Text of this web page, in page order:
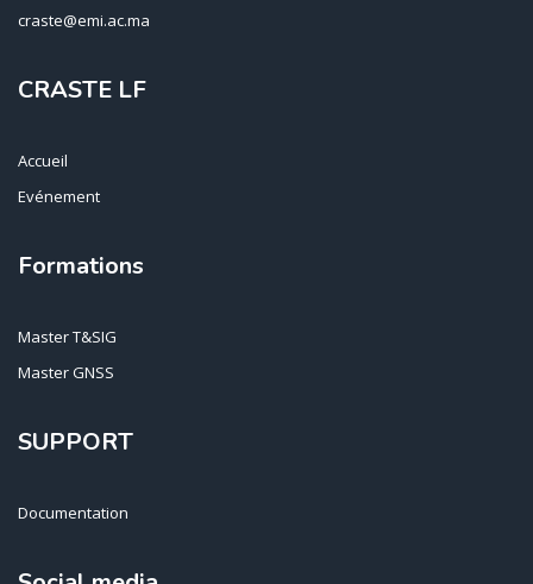
craste@emi.ac.ma
CRASTE LF
Accueil
Evénement
Formations
Master T&SIG
Master GNSS
SUPPORT
Documentation